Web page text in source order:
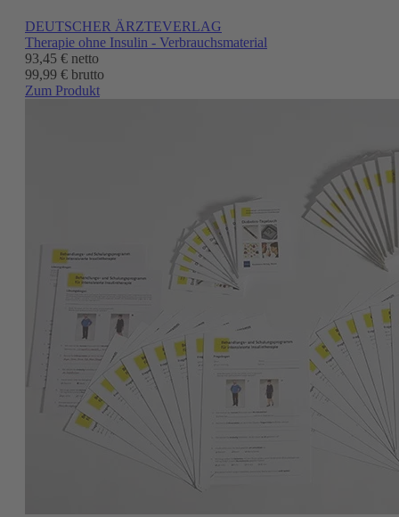
DEUTSCHER ÄRZTEVERLAG
Therapie ohne Insulin - Verbrauchsmaterial
93,45 € netto
99,99 € brutto
Zum Produkt